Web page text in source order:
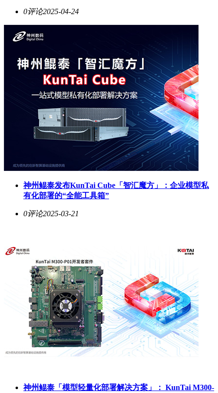
0评论2025-04-24
神州鲲泰发布KunTai Cube「智汇魔方」：企业模型私
有化部署的“全能工具箱”
0评论2025-03-21
神州鲲泰「模型轻量化部署解决方案」： KunTai M300-